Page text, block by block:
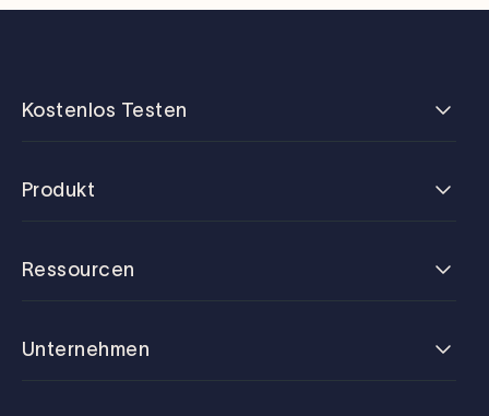
Kostenlos Testen
Produkt
Ressourcen
Unternehmen